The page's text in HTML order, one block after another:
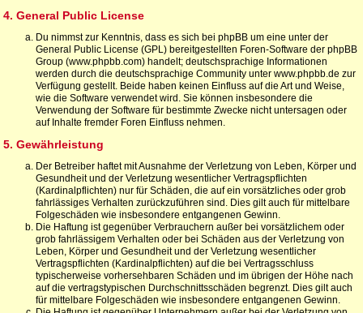
4. General Public License
Du nimmst zur Kenntnis, dass es sich bei phpBB um eine unter der
General Public License (GPL) bereitgestellten Foren-Software der phpBB
Group (www.phpbb.com) handelt; deutschsprachige Informationen
werden durch die deutschsprachige Community unter www.phpbb.de zur
Verfügung gestellt. Beide haben keinen Einfluss auf die Art und Weise,
wie die Software verwendet wird. Sie können insbesondere die
Verwendung der Software für bestimmte Zwecke nicht untersagen oder
auf Inhalte fremder Foren Einfluss nehmen.
5. Gewährleistung
Der Betreiber haftet mit Ausnahme der Verletzung von Leben, Körper und
Gesundheit und der Verletzung wesentlicher Vertragspflichten
(Kardinalpflichten) nur für Schäden, die auf ein vorsätzliches oder grob
fahrlässiges Verhalten zurückzuführen sind. Dies gilt auch für mittelbare
Folgeschäden wie insbesondere entgangenen Gewinn.
Die Haftung ist gegenüber Verbrauchern außer bei vorsätzlichem oder
grob fahrlässigem Verhalten oder bei Schäden aus der Verletzung von
Leben, Körper und Gesundheit und der Verletzung wesentlicher
Vertragspflichten (Kardinalpflichten) auf die bei Vertragsschluss
typischerweise vorhersehbaren Schäden und im übrigen der Höhe nach
auf die vertragstypischen Durchschnittsschäden begrenzt. Dies gilt auch
für mittelbare Folgeschäden wie insbesondere entgangenen Gewinn.